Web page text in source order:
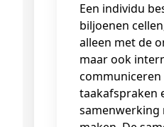
Een individu
biljoenen
alleen met de
maar ook
communiceren
taakafspraken
samenwerking